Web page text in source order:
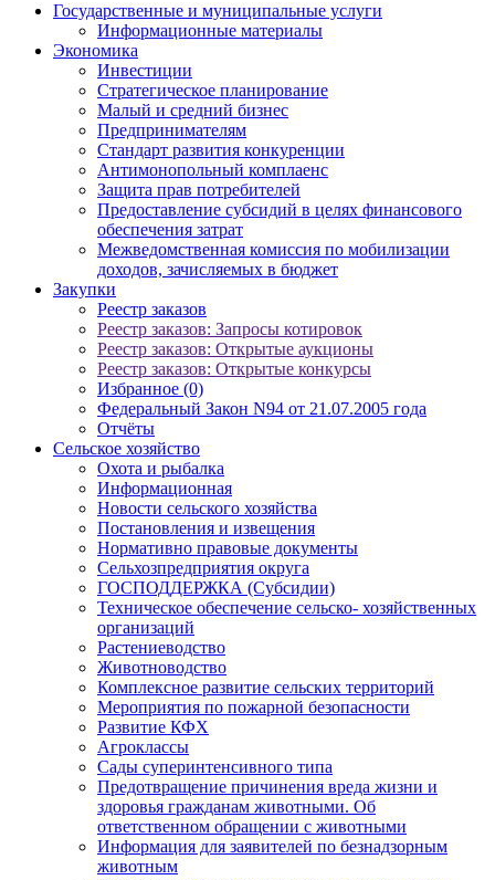
Государственные и муниципальные услуги
Информационные материалы
Экономика
Инвестиции
Стратегическое планирование
Малый и средний бизнес
Предпринимателям
Стандарт развития конкуренции
Антимонопольный комплаенс
Защита прав потребителей
Предоставление субсидий в целях финансового
обеспечения затрат
Межведомственная комиссия по мобилизации
доходов, зачисляемых в бюджет
Закупки
Реестр заказов
Реестр заказов: Запросы котировок
Реестр заказов: Открытые аукционы
Реестр заказов: Открытые конкурсы
Избранное (0)
Федеральный Закон N94 от 21.07.2005 года
Отчёты
Сельское хозяйство
Охота и рыбалка
Информационная
Новости сельского хозяйства
Постановления и извещения
Нормативно правовые документы
Сельхозпредприятия округа
ГОСПОДДЕРЖКА (Субсидии)
Техническое обеспечение сельско- хозяйственных
организаций
Растениеводство
Животноводство
Комплексное развитие сельских территорий
Мероприятия по пожарной безопасности
Развитие КФХ
Агроклассы
Сады суперинтенсивного типа
Предотвращение причинения вреда жизни и
здоровья гражданам животными. Об
ответственном обращении с животными
Информация для заявителей по безнадзорным
животным